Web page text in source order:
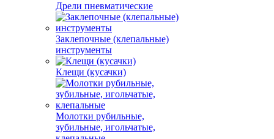
Дрели пневматические
Заклепочные (клепальные)
инструменты
Клещи (кусачки)
Молотки рубильные,
зубильные, игольчатые,